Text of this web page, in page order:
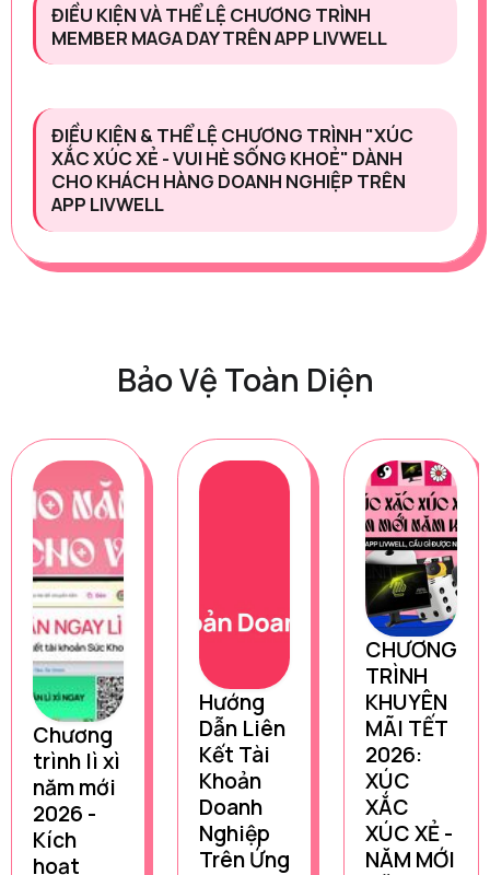
ĐIỀU KIỆN VÀ THỂ LỆ CHƯƠNG TRÌNH
MEMBER MAGA DAY TRÊN APP LIVWELL
ĐIỀU KIỆN & THỂ LỆ CHƯƠNG TRÌNH "XÚC
XẮC XÚC XẺ - VUI HÈ SỐNG KHOẺ" DÀNH
CHO KHÁCH HÀNG DOANH NGHIỆP TRÊN
APP LIVWELL
Bảo Vệ Toàn Diện
Chương
trình lì xì
năm mới
2026 -
Kích
hoạt
Hướng
Dẫn Liên
Kết Tài
Khoản
Doanh
Nghiệp
Trên Ứng
CHƯƠNG
TRÌNH
KHUYÊN
MÃI TẾT
2026:
XÚC
XẮC
XÚC XẺ -
NĂM MỚI